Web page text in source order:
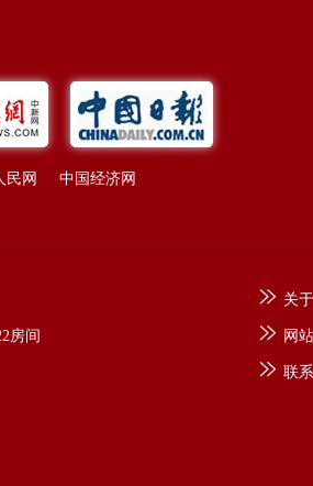
民网 中国经济网
房间
关于
网
联系